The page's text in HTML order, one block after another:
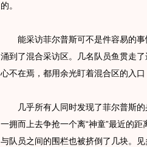
的。
能采访菲尔普斯可不是件容易的事
涌到了混合采访区。几名队员鱼贯走
心不在焉，都用余光盯着混合区的入口
几乎所有人同时发现了菲尔普斯的
一拥而上去争抢一个离“神童”最近的
与队员之间的围栏也被挤倒了几块。